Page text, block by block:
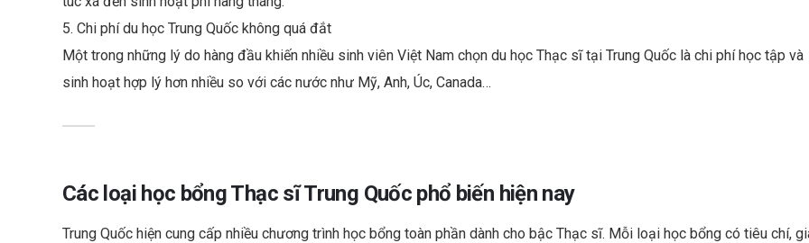
5. Chi phí du học Trung Quốc không quá đắt
Một trong những lý do hàng đầu khiến nhiều sinh viên Việt Nam chọn du học Thạc sĩ tại Trung Quốc là chi phí học tập và
sinh hoạt hợp lý hơn nhiều so với các nước như Mỹ, Anh, Úc, Canada…
Các loại học bổng Thạc sĩ Trung Quốc phổ biến hiện nay
Trung Quốc hiện cung cấp nhiều chương trình học bổng toàn phần dành cho bậc Thạc sĩ. Mỗi loại học bổng có tiêu chí,